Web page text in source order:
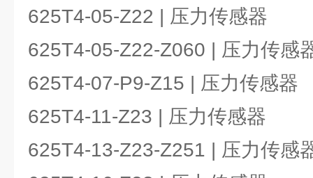
625T4-05-Z22 | 压力传感器
625T4-05-Z22-Z060 | 压力传感
625T4-07-P9-Z15 | 压力传感器
625T4-11-Z23 | 压力传感器
625T4-13-Z23-Z251 | 压力传感